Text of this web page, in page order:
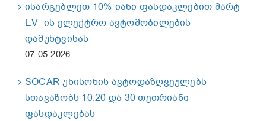
ისარგებლეთ 10%-იანი ფასდაკლებით მარტ
EV -ის ელექტრო ავტომობილების
დამუხტვისას
07-05-2026
SOCAR უნისონის ავტოდაზღვეულებს
სთავაზობს 10,20 და 30 თეთრიანი
ფასდაკლებას